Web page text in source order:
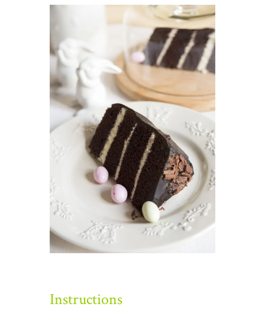
Instructions